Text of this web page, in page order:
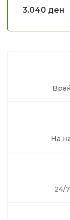
3.040 ден
На
24/